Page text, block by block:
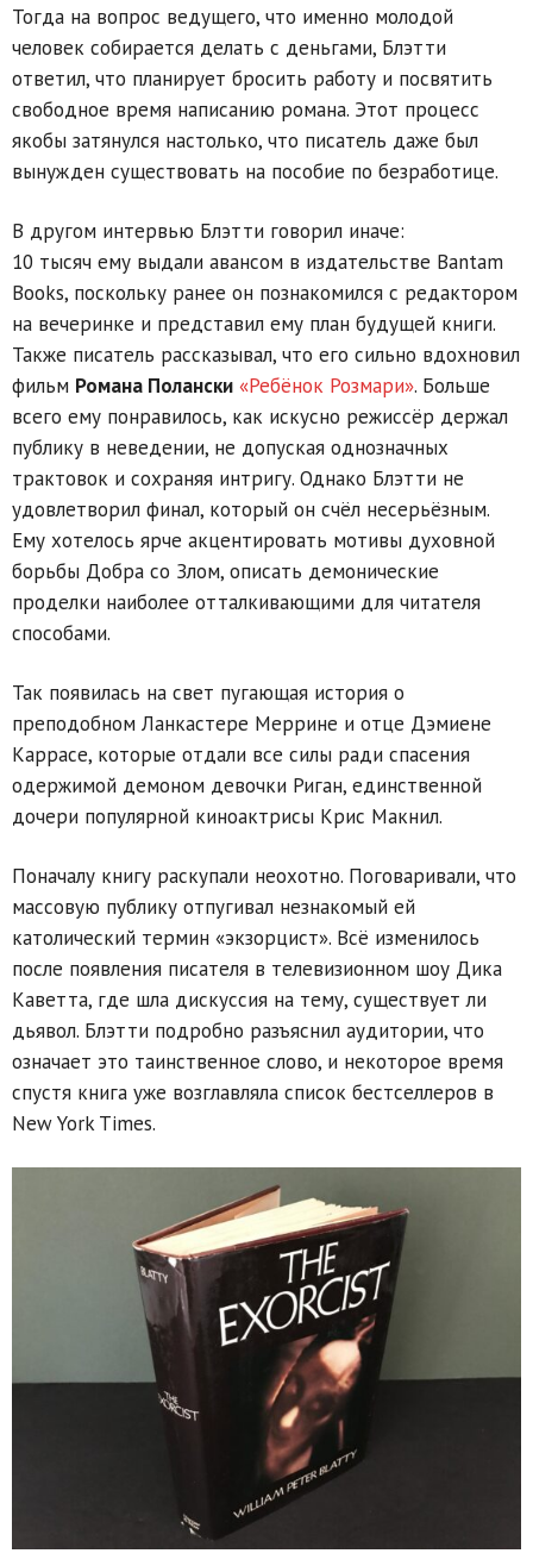
Тогда на вопрос ведущего, что именно молодой
человек собирается делать с деньгами, Блэтти
ответил, что планирует бросить работу и посвятить
свободное время написанию романа. Этот процесс
якобы затянулся настолько, что писатель даже был
вынужден существовать на пособие по безработице.
В другом интервью Блэтти говорил иначе:
10 тысяч ему выдали авансом в издательстве Bantam
Books, поскольку ранее он познакомился с редактором
на вечеринке и представил ему план будущей книги.
Также писатель рассказывал, что его сильно вдохновил
фильм Романа Полански «Ребёнок Розмари». Больше
всего ему понравилось, как искусно режиссёр держал
публику в неведении, не допуская однозначных
трактовок и сохраняя интригу. Однако Блэтти не
удовлетворил финал, который он счёл несерьёзным.
Ему хотелось ярче акцентировать мотивы духовной
борьбы Добра со Злом, описать демонические
проделки наиболее отталкивающими для читателя
способами.
Так появилась на свет пугающая история о
преподобном Ланкастере Меррине и отце Дэмиене
Каррасе, которые отдали все силы ради спасения
одержимой демоном девочки Риган, единственной
дочери популярной киноактрисы Крис Макнил.
Поначалу книгу раскупали неохотно. Поговаривали, что
массовую публику отпугивал незнакомый ей
католический термин «экзорцист». Всё изменилось
после появления писателя в телевизионном шоу Дика
Каветта, где шла дискуссия на тему, существует ли
дьявол. Блэтти подробно разъяснил аудитории, что
означает это таинственное слово, и некоторое время
спустя книга уже возглавляла список бестселлеров в
New York Times.